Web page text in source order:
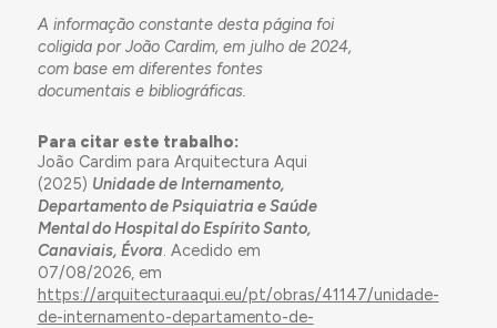
A informação constante desta página foi
coligida por João Cardim, em julho de 2024,
com base em diferentes fontes
documentais e bibliográficas.
Para citar este trabalho:
João Cardim para Arquitectura Aqui
(2025) Unidade de Internamento,
Departamento de Psiquiatria e Saúde
Mental do Hospital do Espírito Santo,
Canaviais, Évora. Acedido em
07/08/2026, em
https://arquitecturaaqui.eu/pt/obras/41147/unidade-
de-internamento-departamento-de-